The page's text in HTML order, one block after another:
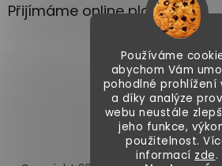
Používáme
abychom Vám
pohodlné prohlížení
a díky analýze
webu neustále
jeho funkce,
použitelnost.
informací zde.
Přijímáme online platby
Vytvořil